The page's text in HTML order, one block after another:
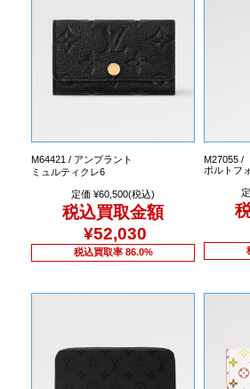
M64421 / アンプラント
ミュルティクレ6
定価 ¥60,500(税込)
税込買取金額
¥52,030
税込買取率 86.0%
M27055 /
ポルトフ